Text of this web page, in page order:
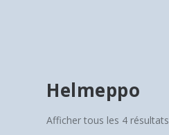
Helmeppo
Afficher tous les 4 résultats